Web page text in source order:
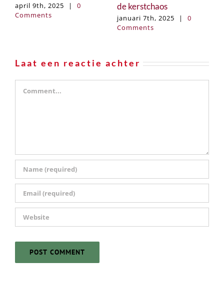
9th, 2025 | 0
de kerstchaos
januari 7th, 2025 | 0
Comments
Laat een reactie achter
Comment